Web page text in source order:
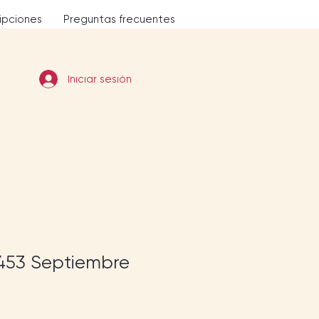
Preguntas frecuentes
Iniciar sesión
Septiembre